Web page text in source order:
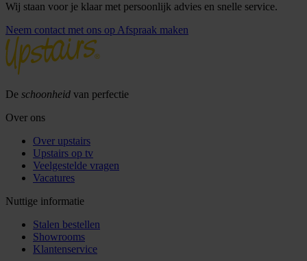
Wij staan voor je klaar met persoonlijk advies en snelle service.
Neem contact met ons op Afspraak maken
De schoonheid van perfectie
Over ons
Over upstairs
Upstairs op tv
Veelgestelde vragen
Vacatures
Nuttige informatie
Stalen bestellen
Showrooms
Klantenservice